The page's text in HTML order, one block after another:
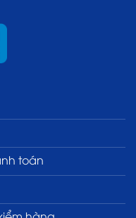
toán